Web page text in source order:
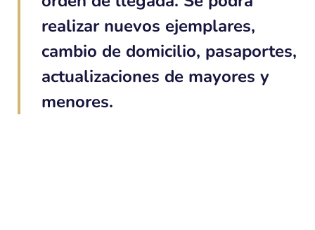
realizar nuevos ejemplares,
cambio de domicilio, pasaportes,
actualizaciones de mayores y
menores.